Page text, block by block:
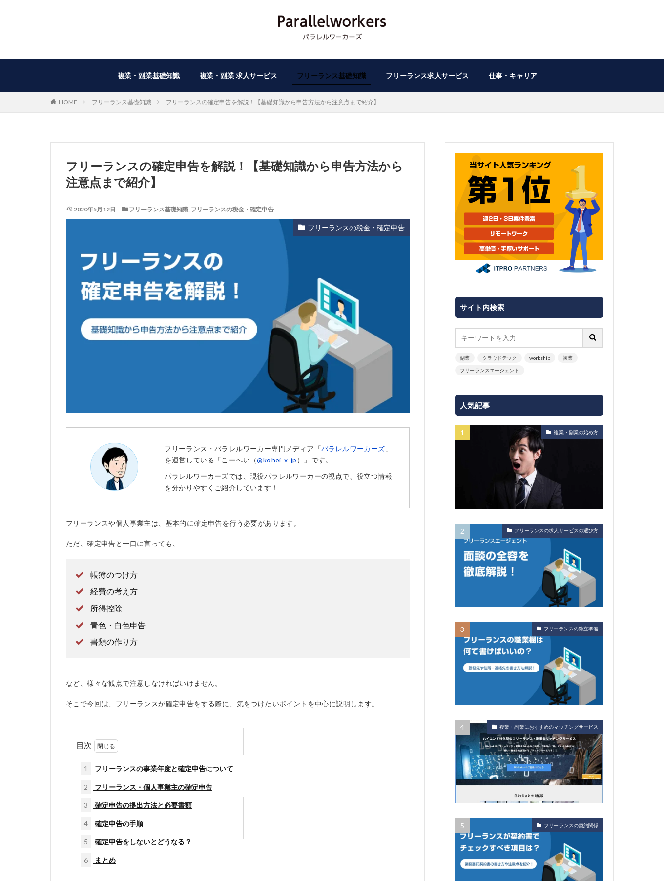
複業・副業基礎知識 複業・副業 求人サービス フリーランス基礎知識 フリーランス求人サービス 仕事・キャリア
HOME フリーランス基礎知識 フリーランスの確定申告を解説！【基礎知識から申告方法から注意点まで紹介】
フリーランスの確定申告を解説！【基礎知識から申告方法から
注意点まで紹介】
2020年5月12日 フリーランス基礎知識, フリーランスの税金・確定申告
フリーランスの税金・確定申告
フリーランス・パラレルワーカー専門メディア「パラレルワーカーズ 」
を運営している「こーへい（@kohei_x_jp ）」です。
パラレルワーカーズでは、現役パラレルワーカーの視点で、役立つ情報
を分かりやすくご紹介しています！
フリーランスや個人事業主は、基本的に確定申告を行う必要があります。
ただ、確定申告と一口に言っても、
帳簿のつけ方
経費の考え方
所得控除
青色・白色申告
書類の作り方
など、様々な観点で注意しなければいけません。
そこで今回は、フリーランスが確定申告をする際に、気をつけたいポイントを中心に説明します。
目次
1 フリーランスの事業年度と確定申告について
2 フリーランス・個人事業主の確定申告
3 確定申告の提出方法と必要書類
4 確定申告の手順
5 確定申告をしないとどうなる？
6 まとめ
サイト内検索
副業 クラウドテック workship 複業
フリーランスエージェント
人気記事
複業・副業の始め方
フリーランスの求人サービスの選び方
フリーランスの独立準備
複業・副業におすすめのマッチングサービス
フリーランスの契約関係